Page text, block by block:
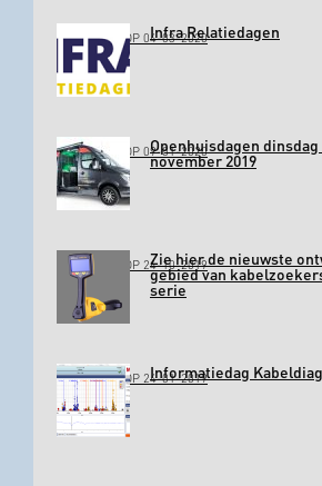
GEPLAATST OP 04-03-2020Infra Relatiedagen
GEPLAATST OP 09-01-2020
Openhuisdagen
november 2019
GEPLAATST OP 24-10-2019Zie hier de nieuwste
gebied van
serie
GEPLAATST OP 24-01-2019
Informatiedag